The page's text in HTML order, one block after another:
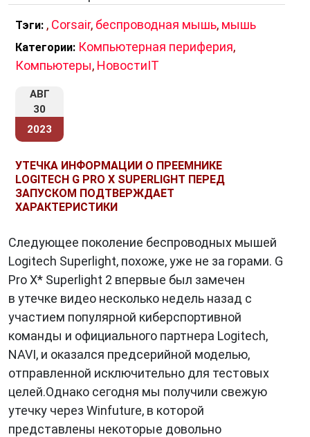
Тэги: , Corsair, беспроводная мышь, мышь
Категории: Компьютерная периферия,
Компьютеры, НовостиIT
АВГ
30
2023
УТЕЧКА ИНФОРМАЦИИ О ПРЕЕМНИКЕ
LOGITECH G PRO X SUPERLIGHT ПЕРЕД
ЗАПУСКОМ ПОДТВЕРЖДАЕТ
ХАРАКТЕРИСТИКИ
Следующее поколение беспроводных мышей
Logitech Superlight, похоже, уже не за горами. G
Pro X* Superlight 2 впервые был замечен
в утечке видео несколько недель назад с
участием популярной киберспортивной
команды и официального партнера Logitech,
NAVI, и оказался предсерийной моделью,
отправленной исключительно для тестовых
целей.Однако сегодня мы получили свежую
утечку через Winfuture, в которой
представлены некоторые довольно